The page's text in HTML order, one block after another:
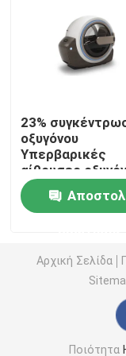
1.3 ΑΤΑ
Hyperbaric
Hyperbaric
Hyperbaric
23%
οξυγόνου
Υπερβαρικές
αίθουσες
CE ISO9001
πιστοποιημένη
Αρχική Σελίδα
Ποιότητα